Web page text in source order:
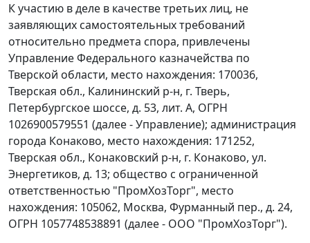
К участию в деле в качестве третьих лиц, не
заявляющих самостоятельных требований
относительно предмета спора, привлечены
Управление Федерального казначейства по
Тверской области, место нахождения: 170036,
Тверская обл., Калининский р-н, г. Тверь,
Петербургское шоссе, д. 53, лит. А, ОГРН
1026900579551 (далее - Управление); администрация
города Конаково, место нахождения: 171252,
Тверская обл., Конаковский р-н, г. Конаково, ул.
Энергетиков, д. 13; общество с ограниченной
ответственностью "ПромХозТорг", место
нахождения: 105062, Москва, Фурманный пер., д. 24,
ОГРН 1057748538891 (далее - ООО "ПромХозТорг").